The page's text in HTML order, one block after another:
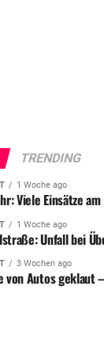
TRENDING
1 Woche ago
Viele Einsätze
1 Woche ago
Unfall bei
3 Wochen ago
von Autos geklaut